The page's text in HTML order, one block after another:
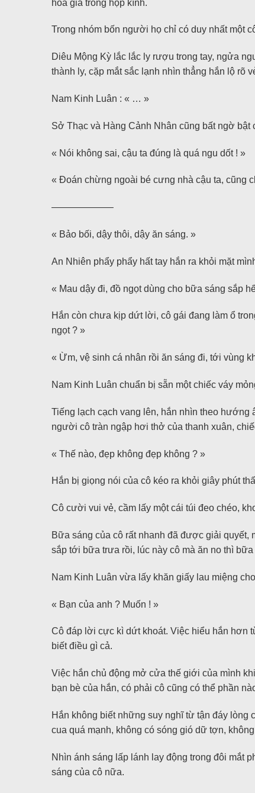
hoa giả trong hộp kính.
Trong nhóm bốn người họ chỉ có duy nhất một
Diêu Mộng Kỳ lắc lắc ly rượu trong tay, ngửa
thành ly, cặp mắt sắc lạnh nhìn thẳng hắn lộ rõ
Nam Kinh Luân : « … »
Sở Thạc và Hàng Cảnh Nhân cũng bất ngờ bật
« Nói không sai, cậu ta đúng là quá ngu dốt ! »
« Đoán chừng ngoài bé cưng nhà cậu ta, cũng
——————–
« Bảo bối, dậy thôi, dậy ăn sáng. »
An Nhiên phẩy phẩy hất tay hắn ra khỏi mặt
« Mau dậy đi, đồ ngọt dùng cho bữa sáng sắp
Hắn còn chưa kịp dứt lời, cô gái đang làm ổ
ngọt ? »
« Ừm, vệ sinh cá nhân rồi ăn sáng đi, tới vùng
Nam Kinh Luân chuẩn bị sẵn một chiếc váy
Tiếng lạch cạch vang lên, hắn nhìn theo hướng
người cô tràn ngập hơi thở của thanh xuân,
« Thế nào, đẹp không đẹp không ? »
Hắn bị giọng nói của cô kéo ra khỏi giây phút
Cô cười vui vẻ, cầm lấy một cái túi đeo chéo,
Bữa sáng của cô rất nhanh đã được giải quyết,
sắp tới bữa trưa rồi, lúc này cô mà ăn no thì
Nam Kinh Luân vừa lấy khăn giấy lau miệng
« Bạn của anh ? Muốn ! »
Cô đáp lời cực kì dứt khoát. Việc hiểu hắn hơn
biết điều gì cả.
Việc hắn chủ động mở cửa thế giới của mình
bạn bè của hắn, có phải cô cũng có thể phần
Hắn không biết những suy nghĩ từ tận đáy lòng
cua quá mạnh, không có sóng gió dữ tợn,
Nhìn ánh sáng lấp lánh lay động trong đôi mắt
sáng của cô nữa.